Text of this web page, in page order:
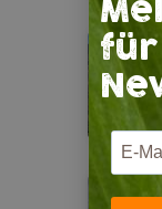
für